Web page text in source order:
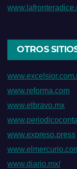
OTROS
www.reforma.com
www.elbravo.mx
www.expreso.press
www.diario.mx/